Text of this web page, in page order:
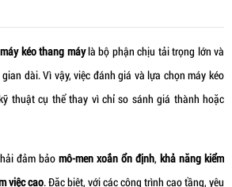
máy kéo thang máylà bộ phận chịu tải trọng lớn và
dài. Vì vậy, việc đánh giá và lựa chọn máy kéo
thuật cụ thể thay vì chỉ so sánh giá thành hoặc
đảm bảo mô-men xoắn ổn định, khả năng kiểm
việc cao. Đặc biệt, với các công trình cao tầng, yêu